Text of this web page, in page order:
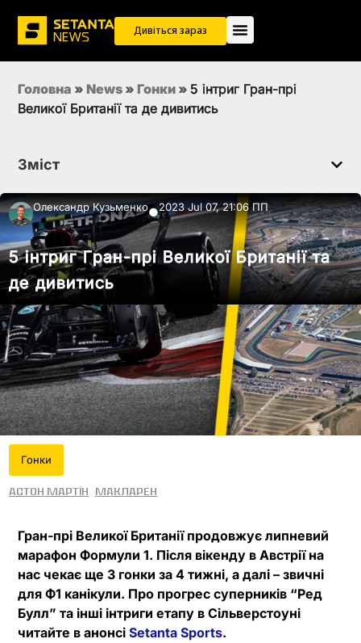
Дивіться зараз
Головна » News » Гонки » 5 інтриг Гран-прі
Великої Британії та де дивитись
Зміст
Олександр Кузьменко●2023 Jul 07, 21:06 ПП
5 інтриг Гран-прі Великої Британії та
де дивитись
Гонки
Астон Мартін МакЛарен
Гран-прі Великої Британії продовжує липневий
марафон Формули 1. Після вікенду в Австрії на
нас чекає ще 3 гонки за 4 тижні, а далі – звичні
для Ф1 канікули. Про прогрес суперників “Ред
Булл” та інші інтриги етапу в Сільверстоуні
читайте в анонсі Setanta Sports.